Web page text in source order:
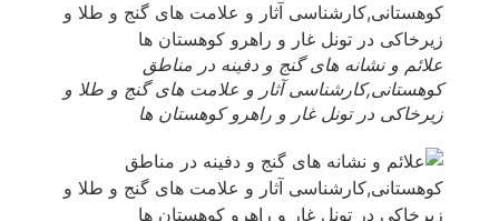
علائم و نشانه های گنج و دفینه در مناطق
کوهستانی,کارشناسی آثار و علامت های گنج و طلا و
زیرخاکی در تونل غار و راهرو کوهستان ها